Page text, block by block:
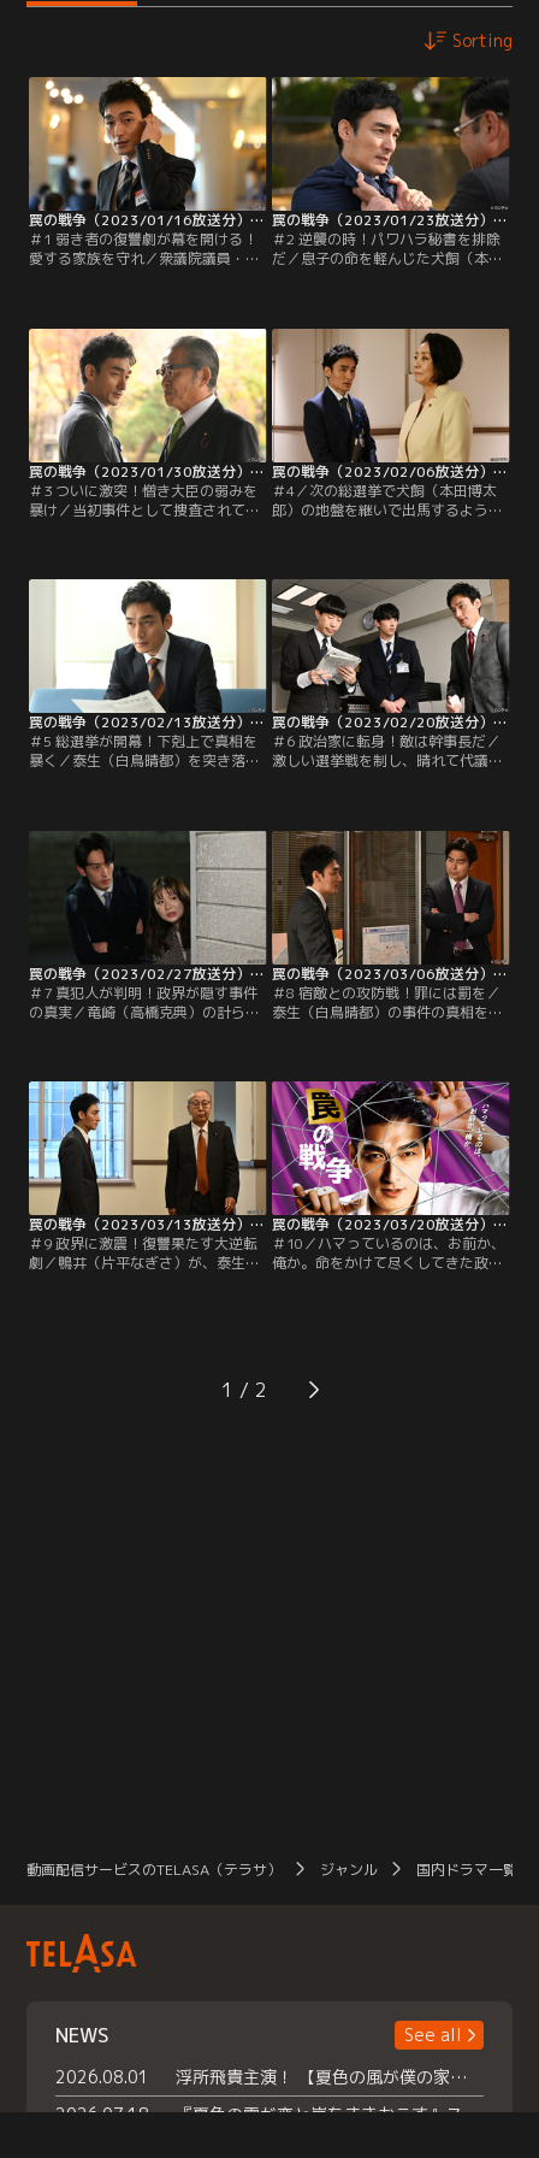
Sorting
罠の戦争（2023/01/16放送分）第01話
＃1 弱き者の復讐劇が幕を開ける！
愛する家族を守れ／衆議院議員・犬
し伸べてくれた犬飼に恩義を感じ、
以来、命がけで犬飼に尽くしてき
た。亨の献身的なサポートにより、
犬飼は内閣府特命担当大臣にまで上
り詰めたが、女性を軽視した発言で
世論の反発を招き…。
罠の戦争（2023/01/23放送分）第02話
＃2 逆襲の時！パワハラ秘書を排除
だ／息子の命を軽んじた犬飼（本田
る、政策秘書の虻川（田口浩正）を
排除する作戦に打って出る。亨によ
れば、虻川は事務所の金庫番で犬飼
も知らない金の流れをすべて把握し
ているため、うかつにクビにはでき
ないという。そこで亨は…。
罠の戦争（2023/01/30放送分）第03話
＃3 ついに激突！憎き大臣の弱みを
暴け／当初事件として捜査されてい
泰生に促された男が、泰生を追うよ
うにバスを降りたことが分かる。永
田町では、亨（草なぎ剛）が虻川
（田口浩正）に変わって政策秘書へ
と昇進。一方で、民政党幹事長の鶴
巻（岸部一徳）が…。
罠の戦争（2023/02/06放送分）第04話
＃4／次の総選挙で犬飼（本田博太
郎）の地盤を継いで出馬するよう打
は、地元の有力者で後援会長の鰐淵
益男（六平直政）を味方につけるよ
う助言するが、鰐淵は犬飼との関係
が深く、継ぐのは犬飼の息子・俊介
（玉城裕規）だと考えていた。
罠の戦争（2023/02/13放送分）第05話
＃5 総選挙が開幕！下剋上で真相を
暴く／泰生（白鳥晴都）を突き落と
人気フリージャーナリストの有馬保
奈美が出馬すると聞かされる。保奈
美は総理の竜崎（高橋克典）とも親
しい間柄。背後に竜崎がいることは
明白だった。鶴巻（岸部一徳）は突
如現れた刺客に…。
罠の戦争（2023/02/20放送分）第06話
＃6 政治家に転身！敵は幹事長だ／
激しい選挙戦を制し、晴れて代議士
りがく然とする。それでも本人から
真実を聞き出したい鷲津は、鶴巻の
弱みを握るべく、梨恵（小野花梨）
と眞人（杉野遥亮）に協力をあお
ぐ。
罠の戦争（2023/02/27放送分）第07話
＃7 真犯人が判明！政界が隠す事件
の真実／竜崎（高橋克典）の計らい
都）が転落した日の夜遅く、幹事長
室に駆け込む鴨井（片平なぎさ）の
姿が映っていた。鴨井の執務室を訪
れた鷲津は、泰生を突き落とした犯
人が誰なのかを問い詰めるが…。
罠の戦争（2023/03/06放送分）第08話
＃8 宿敵との攻防戦！罪には罰を／
泰生（白鳥晴都）の事件の真相を書
と判断した鶴巻は、鷲津を永田町か
ら排除するよう鷹野（小澤征悦）に
命じる。一方の鷲津もまた、鶴巻の
権力を奪うだけのネタを手にしたい
と考えていると…。
罠の戦争（2023/03/13放送分）第09話
＃9 政界に激震！復讐果たす大逆転
劇／鴨井（片平なぎさ）が、泰生
田町には激震が走り、対応に追われ
る鶴巻派は大混乱。幹事長をつぶす
罠の戦争（2023/03/20放送分）第10話
＃10／ハマっているのは、お前か、
俺か。命をかけて尽くしてきた政治
振りかざす連中から、その力を奪い
取ってやる--。弱者による強き権力
1
動画配信サービスのTELASA（テラサ） ジャンル 国内ドラマ一覧（
NEWS
See all
2026.08.01
浮所飛貴主演！ 【夏色の風が僕の家にやってきた】 本日よりテラサで独占配信スタート！
2026.07.18
『夏色の雲が恋と嵐をまきおこす』スペシャルメイキング 【Part1】2026年７月18日（土）23時30分～配信スタート！話題のシーンの裏側を大公開！豪華キャスト大集合！ 『武宮家 真夏の家族会議』開催！